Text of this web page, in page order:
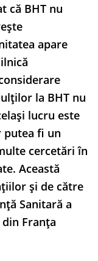
că BHT nu
apare
la BHT nu
lucru este
putea fi un
cercetări în
Această
și de către
Sanitară a
Franța